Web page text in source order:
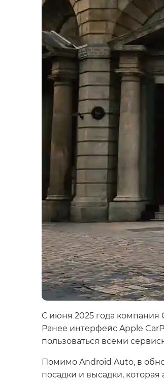
С июня 2025 года
Ранее интерфейс Apple
пользоваться всеми
Помимо Android Auto, в
посадки и высадки,